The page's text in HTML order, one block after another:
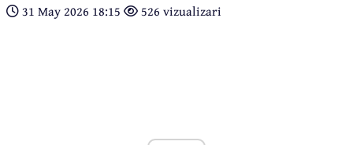
31 May 2026 18:15 526 vizualizari